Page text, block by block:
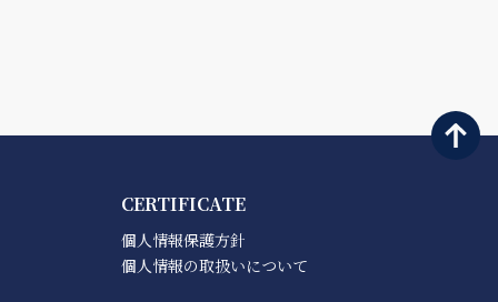
CERTIFICATE
個人情報保護方針
個人情報の取扱いについて